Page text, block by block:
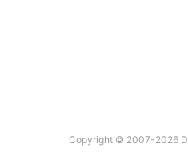
Copyright © 2007-2026